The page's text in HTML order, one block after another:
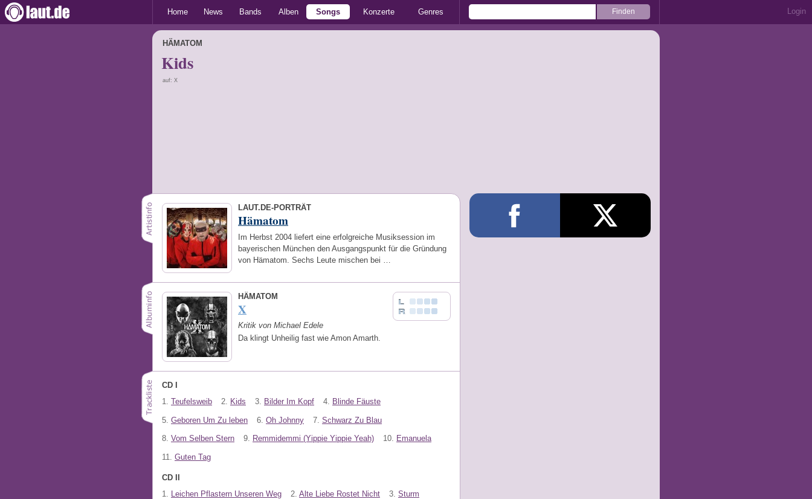
Home News Bands Alben Songs Konzerte Genres Login
HÄMATOM
Kids
auf: X
LAUT.DE-PORTRÄT
Hämatom
Im Herbst 2004 liefert eine erfolgreiche Musiksession im
bayerischen München den Ausgangspunkt für die Gründung
von Hämatom. Sechs Leute mischen bei …
HÄMATOM
X
Kritik von Michael Edele
Da klingt Unheilig fast wie Amon Amarth.
CD I
1. Teufelsweib 2. Kids 3. Bilder Im Kopf 4. Blinde Fäuste
5. Geboren Um Zu leben 6. Oh Johnny 7. Schwarz Zu Blau
8. Vom Selben Stern 9. Remmidemmi (Yippie Yippie Yeah) 10. Emanuela
11. Guten Tag
CD II
1.
Leichen Pflastern Unseren Weg 2. Alte Liebe Rostet Nicht 3. Sturm